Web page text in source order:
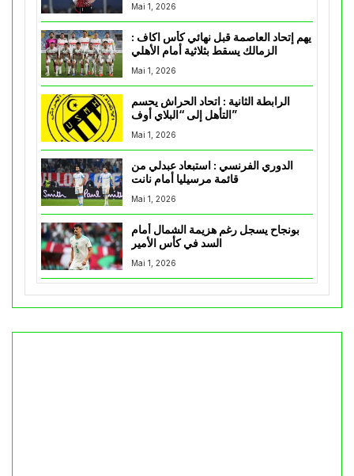
Mai 1, 2026
يهم إتحاد العاصمة قبل نهائي كأس اكاف :
Mai 1, 2026
الرابطة الثانية : اتحاد الحراش يحسم
التأهل إلى “البلاي أوف”
Mai 1, 2026
الدوري الفرنسي : استبعاد عبدلي من
قائمة مرسيليا أمام نانت
Mai 1, 2026
بونجاح يسجل رغم هزيمة الشمال أمام
السد في كأس الأمير
Mai 1, 2026